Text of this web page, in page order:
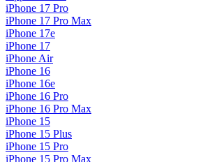
iPhone 17 Pro
iPhone 17 Pro Max
iPhone 17e
iPhone 17
iPhone Air
iPhone 16
iPhone 16e
iPhone 16 Pro
iPhone 16 Pro Max
iPhone 15
iPhone 15 Plus
iPhone 15 Pro
iPhone 15 Pro Max